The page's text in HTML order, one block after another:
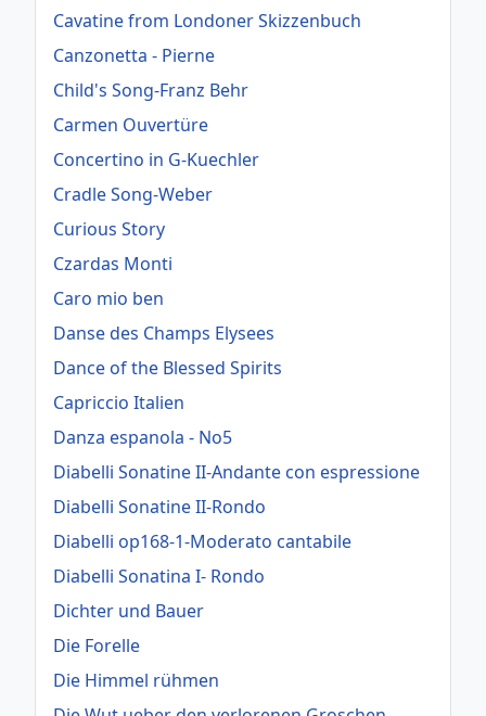
Cavatine from Londoner Skizzenbuch
Canzonetta - Pierne
Child's Song-Franz Behr
Carmen Ouvertüre
Concertino in G-Kuechler
Cradle Song-Weber
Curious Story
Czardas Monti
Caro mio ben
Danse des Champs Elysees
Dance of the Blessed Spirits
Capriccio Italien
Danza espanola - No5
Diabelli Sonatine II-Andante con espressione
Diabelli Sonatine II-Rondo
Diabelli op168-1-Moderato cantabile
Diabelli Sonatina I- Rondo
Dichter und Bauer
Die Forelle
Die Himmel rühmen